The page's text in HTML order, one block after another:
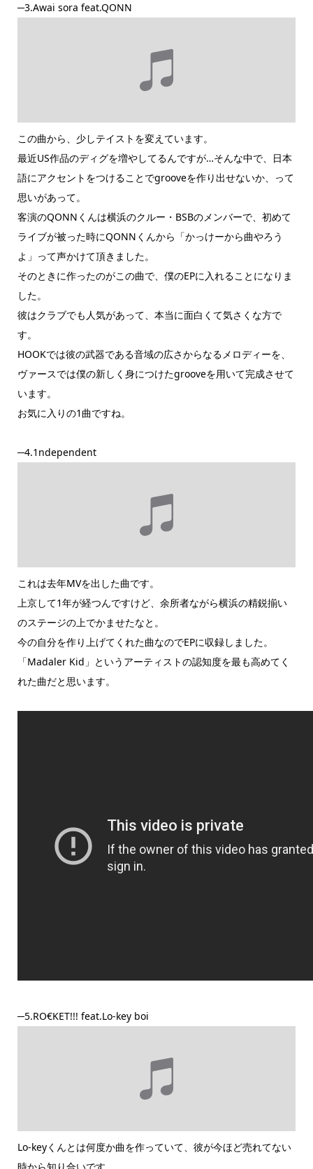
─3.Awai sora feat.QONN
この曲から、少しテイストを変えています。
最近US作品のディグを増やしてるんですが…そんな中で、日本
語にアクセントをつけることでgrooveを作り出せないか、って
思いがあって。
客演のQONNくんは横浜のクルー・BSBのメンバーで、初めて
ライブが被った時にQONNくんから「かっけーから曲やろう
よ」って声かけて頂きました。
そのときに作ったのがこの曲で、僕のEPに入れることになりま
した。
彼はクラブでも人気があって、本当に面白くて気さくな方で
す。
HOOKでは彼の武器である音域の広さからなるメロディーを、
ヴァースでは僕の新しく身につけたgrooveを用いて完成させて
います。
お気に入りの1曲ですね。
─4.1ndependent
これは去年MVを出した曲です。
上京して1年が経つんですけど、余所者ながら横浜の精鋭揃い
のステージの上でかませたなと。
今の自分を作り上げてくれた曲なのでEPに収録しました。
「Madaler Kid」というアーティストの認知度を最も高めてく
れた曲だと思います。
─5.RO€KET!!! feat.Lo-key boi
Lo-keyくんとは何度か曲を作っていて、彼が今ほど売れてない